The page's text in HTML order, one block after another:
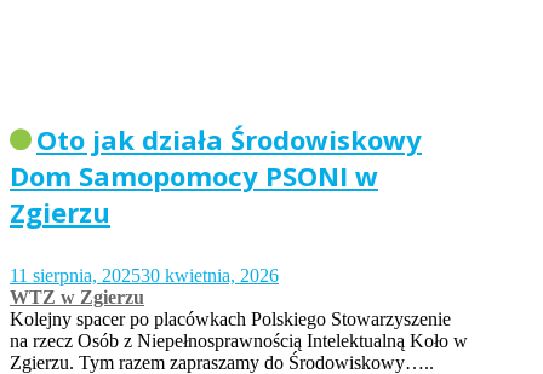
Oto jak działa Środowiskowy
Dom Samopomocy PSONI w
Zgierzu
11 sierpnia, 202530 kwietnia, 2026
WTZ w Zgierzu
Kolejny spacer po placówkach Polskiego Stowarzyszenie
na rzecz Osób z Niepełnosprawnością Intelektualną Koło w
Zgierzu. Tym razem zapraszamy do Środowiskowy…..